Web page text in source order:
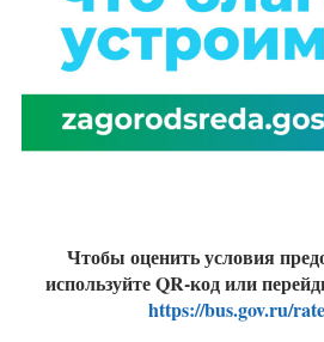
Чтобы оценить условия
используйте QR-код или
https://bus.gov.ru/